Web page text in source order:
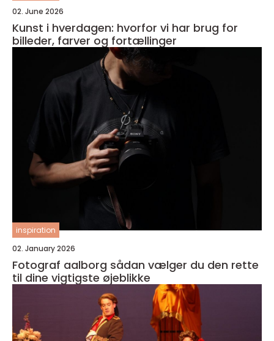
02. June 2026
Kunst i hverdagen: hvorfor vi har brug for
billeder, farver og fortællinger
inspiration
02. January 2026
Fotograf aalborg sådan vælger du den rette
til dine vigtigste øjeblikke